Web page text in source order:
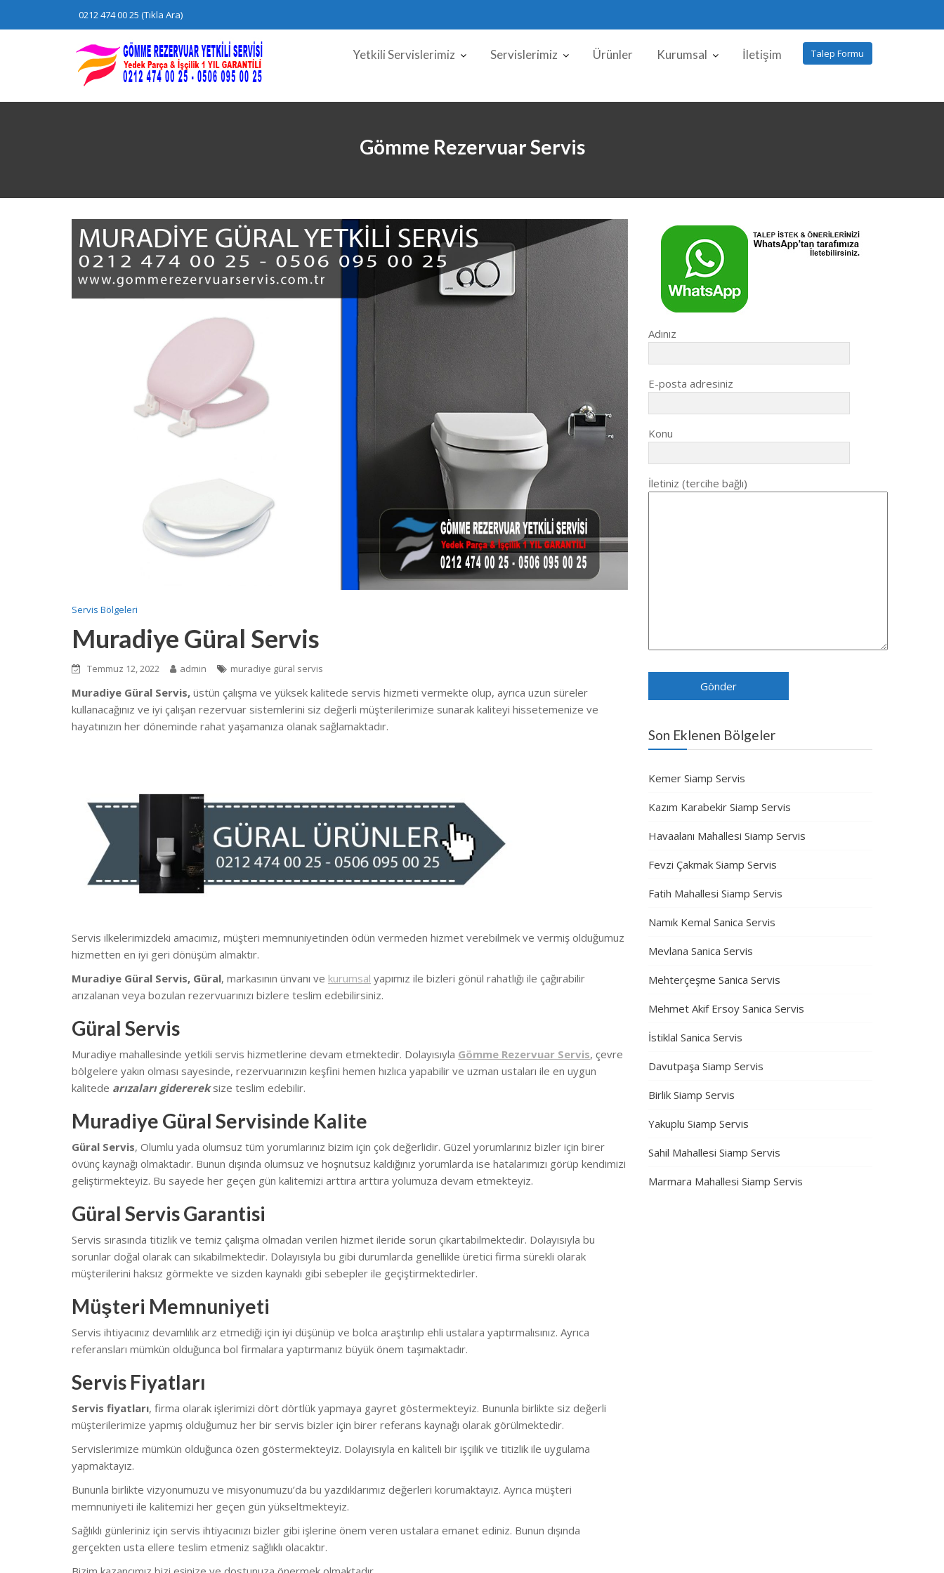
0212 474 00 25 (Tıkla Ara)
Talep Formu
Yetkili Servislerimiz Servislerimiz Ürünler Kurumsal İletişim
Gömme Rezervuar Servis
Servis Bölgeleri
Muradiye Güral Servis
Temmuz 12, 2022 admin muradiye güral servis
Muradiye Güral Servis, üstün çalışma ve yüksek kalitede servis hizmeti vermekte olup, ayrıca uzun süreler
kullanacağınız ve iyi çalışan rezervuar sistemlerini siz değerli müşterilerimize sunarak kaliteyi hissetemenize ve
hayatınızın her döneminde rahat yaşamanıza olanak sağlamaktadır.
Servis ilkelerimizdeki amacımız, müşteri memnuniyetinden ödün vermeden hizmet verebilmek ve vermiş olduğumuz
hizmetten en iyi geri dönüşüm almaktır.
Muradiye Güral Servis, Güral, markasının ünvanı ve kurumsal yapımız ile bizleri gönül rahatlığı ile çağırabilir
arızalanan veya bozulan rezervuarınızı bizlere teslim edebilirsiniz.
Güral Servis
Muradiye mahallesinde yetkili servis hizmetlerine devam etmektedir. Dolayısıyla Gömme Rezervuar Servis, çevre
bölgelere yakın olması sayesinde, rezervuarınızın keşfini hemen hızlıca yapabilir ve uzman ustaları ile en uygun
kalitede arızaları giderereksize teslim edebilir.
Muradiye Güral Servisinde Kalite
Güral Servis, Olumlu yada olumsuz tüm yorumlarınız bizim için çok değerlidir. Güzel yorumlarınız bizler için birer
övünç kaynağı olmaktadır. Bunun dışında olumsuz ve hoşnutsuz kaldığınız yorumlarda ise hatalarımızı görüp kendimizi
geliştirmekteyiz. Bu sayede her geçen gün kalitemizi arttıra arttıra yolumuza devam etmekteyiz.
Güral Servis Garantisi
Servis sırasında titizlik ve temiz çalışma olmadan verilen hizmet ileride sorun çıkartabilmektedir. Dolayısıyla bu
sorunlar doğal olarak can sıkabilmektedir. Dolayısıyla bu gibi durumlarda genellikle üretici firma sürekli olarak
müşterilerini haksız görmekte ve sizden kaynaklı gibi sebepler ile geçiştirmektedirler.
Müşteri Memnuniyeti
Servis ihtiyacınız devamlılık arz etmediği için iyi düşünüp ve bolca araştırılıp ehli ustalara yaptırmalısınız. Ayrıca
referansları mümkün olduğunca bol firmalara yaptırmanız büyük önem taşımaktadır.
Servis Fiyatları
Servis fiyatları, firma olarak işlerimizi dört dörtlük yapmaya gayret göstermekteyiz. Bununla birlikte siz değerli
müşterilerimize yapmış olduğumuz her bir servis bizler için birer referans kaynağı olarak görülmektedir.
Servislerimize mümkün olduğunca özen göstermekteyiz. Dolayısıyla en kaliteli bir işçilik ve titizlik ile uygulama
yapmaktayız.
Bununla birlikte vizyonumuzu ve misyonumuzu’da bu yazdıklarımız değerleri korumaktayız. Ayrıca müşteri
memnuniyeti ile kalitemizi her geçen gün yükseltmekteyiz.
Sağlıklı günleriniz için servis ihtiyacınızı bizler gibi işlerine önem veren ustalara emanet ediniz. Bunun dışında
gerçekten usta ellere teslim etmeniz sağlıklı olacaktır.
Adınız
E-posta adresiniz
Konu
İletiniz (tercihe bağlı)
Son Eklenen Bölgeler
Kemer Siamp Servis
Kazım Karabekir Siamp Servis
Havaalanı Mahallesi Siamp Servis
Fevzi Çakmak Siamp Servis
Fatih Mahallesi Siamp Servis
Namık Kemal Sanica Servis
Mevlana Sanica Servis
Mehterçeşme Sanica Servis
Mehmet Akif Ersoy Sanica Servis
İstiklal Sanica Servis
Davutpaşa Siamp Servis
Birlik Siamp Servis
Yakuplu Siamp Servis
Sahil Mahallesi Siamp Servis
Marmara Mahallesi Siamp Servis